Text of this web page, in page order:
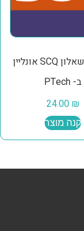
העברת שאלון SCQ אונליין
ב- PTech
24.00 ₪
קנה מוצר